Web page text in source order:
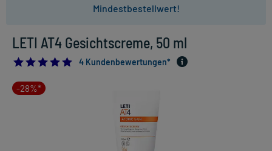
Mindestbestellwert!
LETI AT4 Gesichtscreme, 50 ml
4.75
4 Kundenbewertungen*
-28%*